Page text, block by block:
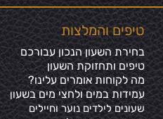
טיפים והמלצות
בחירת השעון הנכון עבורכם
טיפים ותחזוקת השעון
מה לקוחות אומרים עלינו?
עמידות במים ולחצי מים בשעון
שעונים לילדים נוער וחיילים